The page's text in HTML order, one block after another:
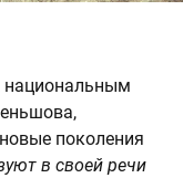
национальным
поколения
в своей речи